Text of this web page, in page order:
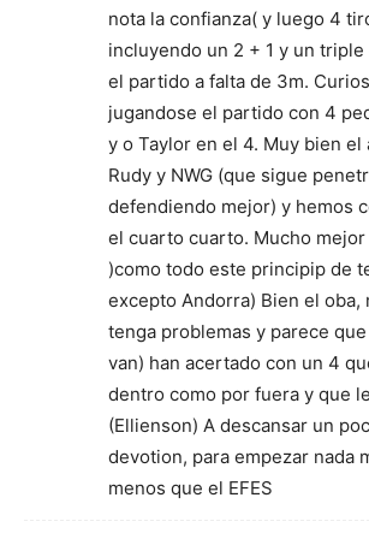
nota la confianza( y luego 4
incluyendo un 2 + 1 y un
el partido a falta de 3m.
jugandose el partido con 4
y o Taylor en el 4. Muy bien el
Rudy y NWG (que sigue
defendiendo mejor) y hemos
el cuarto cuarto. Mucho
)como todo este principip de
excepto Andorra) Bien el oba,
tenga problemas y parece
van) han acertado con un 4
dentro como por fuera y que
(Ellienson) A descansar un
devotion, para empezar nada
menos que el EFES